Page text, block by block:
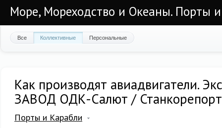
Море, Мореходство и Океаны. Порты
Все Коллективные Персональные
Как производят авиадвигатели.
ЗАВОД ОДК-Салют / Станкорепорт
Порты и Карабли